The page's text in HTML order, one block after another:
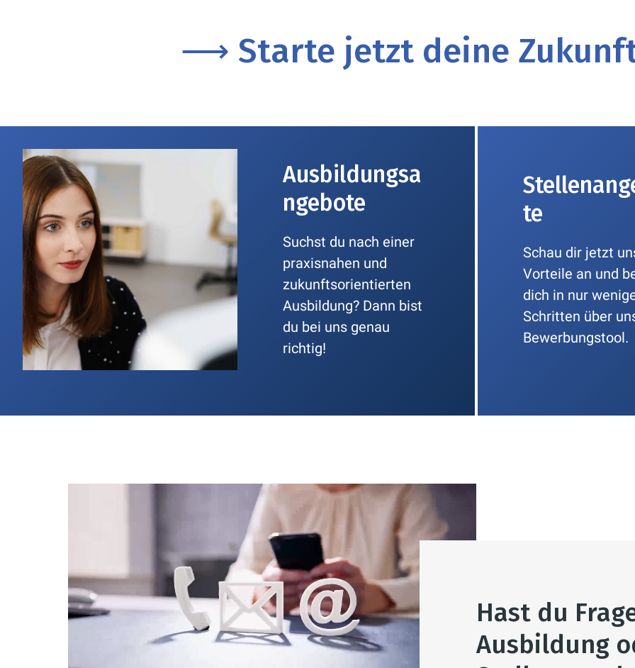
⟶ Starte jetzt deine
Ausbildungsa
ngebote
Suchst du nach einer
praxisnahen und
zukunftsorientierten
Ausbildung? Dann bist
du bei uns genau
richtig!
te
Schau dir jetzt
Vorteile an und
dich in nur
Schritten über
Bewerbungstool.
Hast du
Ausbildung